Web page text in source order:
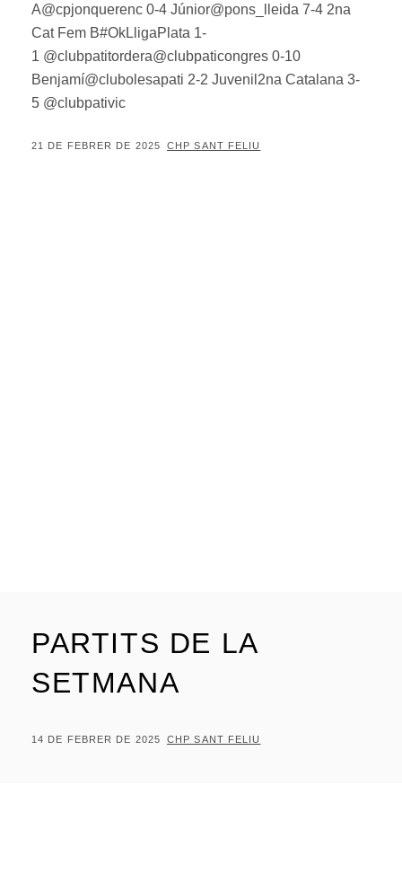
A@cpjonquerenc 0-4 Júnior@pons_lleida 7-4 2na
Cat Fem B#OkLligaPlata 1-
1 @clubpatitordera@clubpaticongres 0-10
Benjamí@clubolesapati 2-2 Juvenil2na Catalana 3-
5 @clubpativic
POSTED
21 DE FEBRER DE 2025 BY
CHP SANT FELIU
PARTITS DE LA
SETMANA
POSTED
14 DE FEBRER DE 2025 BY
CHP SANT FELIU